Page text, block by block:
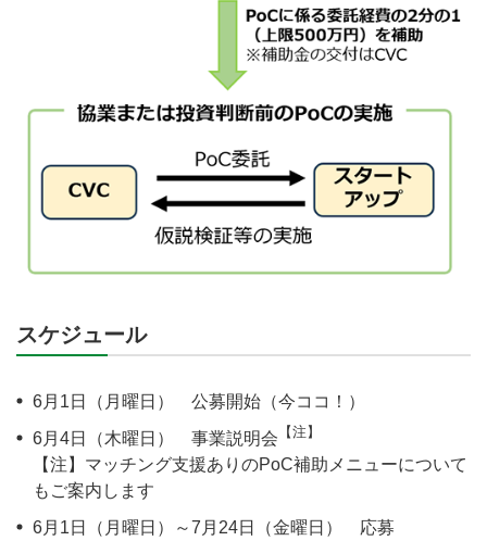
スケジュール
6月1日（月曜日） 公募開始（今ココ！）
6月4日（木曜日） 事業説明会 【注】
【注】マッチング支援ありのPoC補助メニューについて
もご案内します
6月1日（月曜日）～7月24日（金曜日） 応募